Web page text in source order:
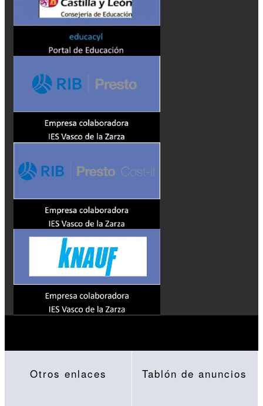
Otros enlaces Tablón de anuncios